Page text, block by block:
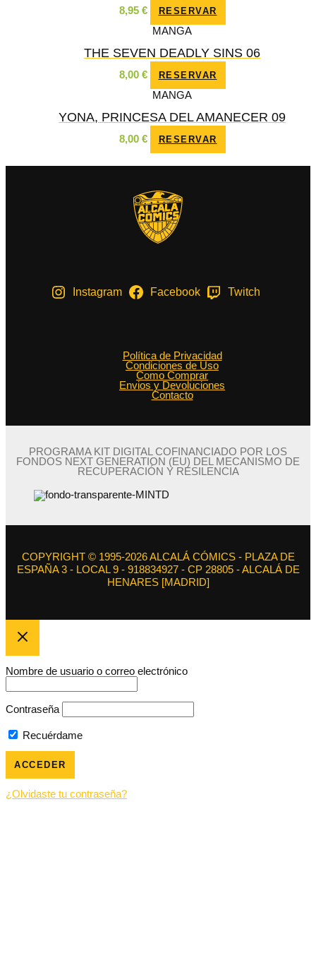
8,95 € RESERVAR
MANGA
THE SEVEN DEADLY SINS 06
8,00 € RESERVAR
MANGA
YONA, PRINCESA DEL AMANECER 09
8,00 € RESERVAR
Instagram Facebook Twitch
Política de Privacidad
Condiciones de Uso
Como Comprar
Envios y Devoluciones
Contacto
PROGRAMA KIT DIGITAL COFINANCIADO POR LOS
FONDOS NEXT GENERATION (EU) DEL MECANISMO DE
RECUPERACIÓN Y RESILENCIA
COPYRIGHT © 1995-2026 ALCALÁ CÓMICS - PLAZA DE
ESPAÑA 3 - LOCAL 9 - 918834927 - CP 28805 - ALCALÁ DE
HENARES [MADRID]
Nombre de usuario o correo electrónico
Contraseña
Recuérdame
¿Olvidaste tu contraseña?